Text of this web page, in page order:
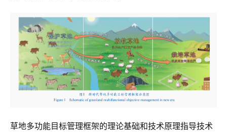
草地多功能目标管理框架的理论基础和技术原理指导技术